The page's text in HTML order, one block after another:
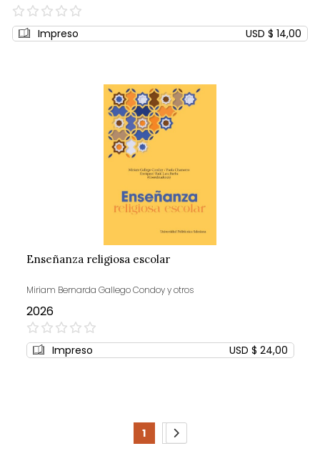
0%
Impreso USD $ 14,00
Enseñanza religiosa escolar
Miriam Bernarda Gallego Condoy y otros
2026
0%
Impreso USD $ 24,00
Page
You're
1
Page
2
Page
Siguiente